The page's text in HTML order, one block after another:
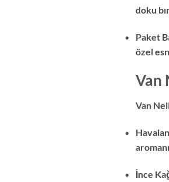
doku
Paket
özel
Van
Van
İnce